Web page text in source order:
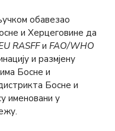
обавезао
и Херцеговине да
RASFFи FAO/WHO
и размјену
Босне и
Босне и
именовани у